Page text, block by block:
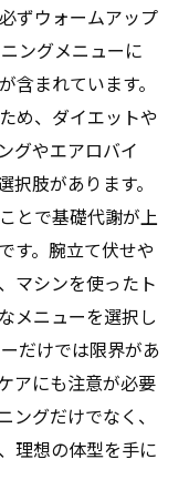
ずウォームアップ
ングメニューに
含まれています。
め、ダイエットや
グやエアロバイ
肢があります。
とで基礎代謝が上
す。腕立て伏せや
マシンを使ったト
メニューを選択し
だけでは限界があ
アにも注意が必要
ングだけでなく、
理想の体型を手に